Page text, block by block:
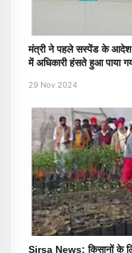
मंत्री ने पहले सस्पेंड के आदेश
में अधिकारी हंसते हुआ पाया
29 Nov 2024
Sirsa News: किसानों के